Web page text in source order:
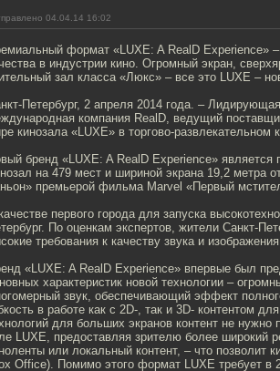
04.04.14 16:02
формат «LUXE: A RealD Experience»
в индустрии кино. Огромный экран,
зал класса «Люкс» – все это LUXE –
Петербург, 2 апреля 2014 года. –
компания RealD, ведущий
кинозала «LUXE» в торгово-развлекательном
бренд «LUXE: A RealD Experience»
на 479 мест и шириной экрана 19,2
премьерой фильма Marvel «Первый
первого города для запуска
По оценкам экспертов, жители Санкт-
требования к качеству звука и
«LUXE: A RealD Experience» впервые был
характеристик новой технологии –
звук, обеспечивающий эффект
в работе как с 2D-, так и 3D- контентом
для больших экранов контент не
LUXE, предоставляя зрителю более широкий
или локальный контент, – что позволит
Office). Помимо этого формат LUXE требует в